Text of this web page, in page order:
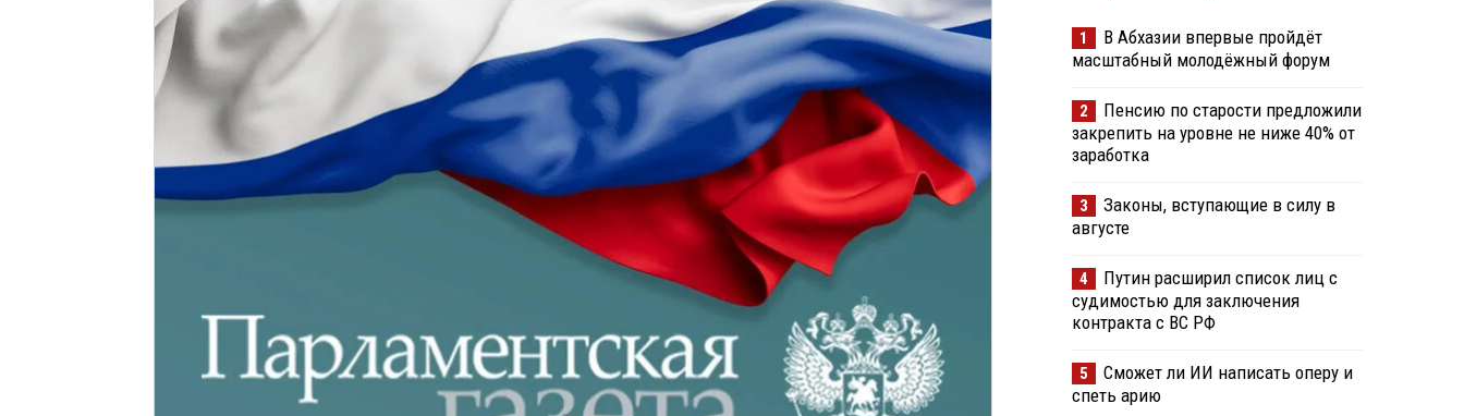
1
В Абхазии впервые пройдёт
масштабный молодёжный форум
2
Пенсию по старости предложили
закрепить на уровне не ниже 40% от
заработка
3
Законы, вступающие в силу в
августе
4
Путин расширил список лиц с
судимостью для заключения
контракта с ВС РФ
5
Сможет ли ИИ написать оперу и
спеть арию